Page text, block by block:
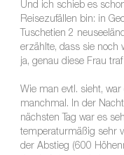
Und ich schieb es
Reisezufällen bin: in
Tuschetien 2
erzählte, dass sie noch
ja, genau diese Frau
Wie man evtl. sieht,
manchmal. In der
nächsten Tag war es
temperaturmäßig sehr
der Abstieg (600